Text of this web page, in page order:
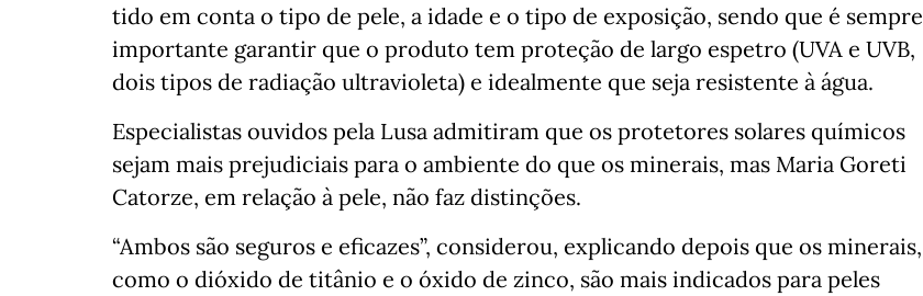
tido em conta o tipo de pele, a idade e o tipo de exposição, sendo que é sempre
importante garantir que o produto tem proteção de largo espetro (UVA e UVB,
dois tipos de radiação ultravioleta) e idealmente que seja resistente à água.
Especialistas ouvidos pela Lusa admitiram que os protetores solares químicos
sejam mais prejudiciais para o ambiente do que os minerais, mas Maria Goreti
Catorze, em relação à pele, não faz distinções.
“Ambos são seguros e eficazes”, considerou, explicando depois que os minerais,
como o dióxido de titânio e o óxido de zinco, são mais indicados para peles